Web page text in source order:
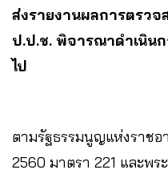
ส่งรายงานผลการตรว
ป.ป.ช. พิจารณาดำเนิน
ไป
ตามรัฐธรรมนูญแห่งราช
2560 มาตรา 221 และพ